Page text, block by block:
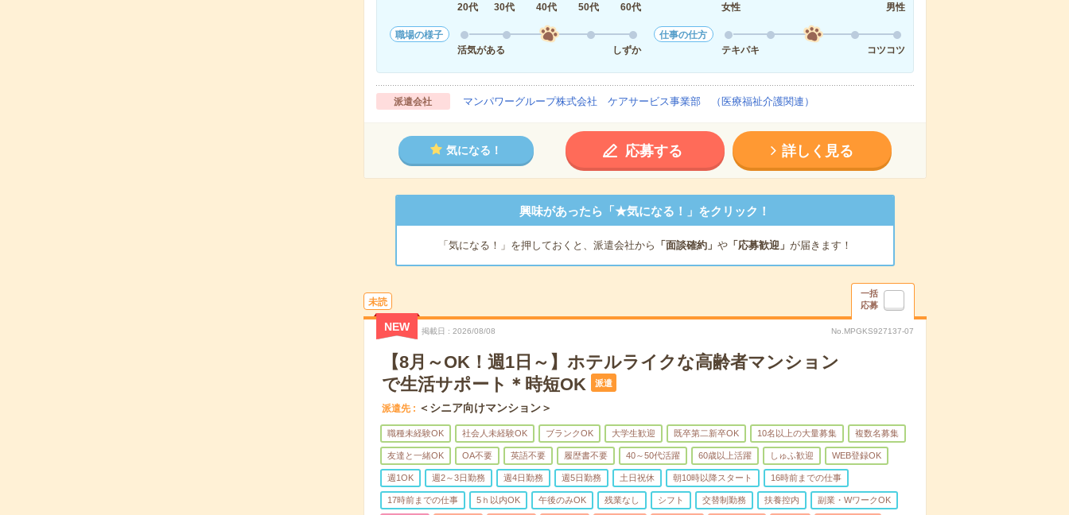
20代
30代 40代 50代 60代
女性
男性
職場の様子
活気がある
しずか
仕事の仕方
テキパキ
コツコツ
派遣会社 マンパワーグループ株式会社 ケアサービス事業部 （医療福祉介護関連）
気になる！ 応募する 詳しく見る
興味があったら「★気になる！」をクリック！
「気になる！」を押しておくと、派遣会社から 「面談確約」 や「応募歓迎」 が届きます！
未読
一括
応募
NEW 掲載日 2026/08/08 No.MPGKS927137-07
【8月～OK！週1日～】ホテルライクな高齢者マンション
で生活サポート＊時短OK
派遣
派遣先 ＜シニア向けマンション＞
職種未経験OK 社会人未経験OK ブランクOK 大学生歓迎 既卒第二新卒OK 10名以上の大量募集 複数名募集
友達と一緒OK OA不要 英語不要 履歴書不要 40～50代活躍 60歳以上活躍 しゅふ歓迎 WEB登録OK
週1OK 週2～3日勤務 週4日勤務 週5日勤務 土日祝休 朝10時以降スタート 16時前までの仕事
17時前までの仕事 5ｈ以内OK 午後のみOK 残業なし シフト 交替制勤務 扶養控内 副業・WワークOK